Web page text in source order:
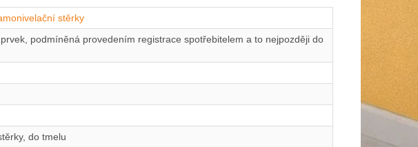
stěrky
podmíněná provedením registrace spotřebitelem a to nejpozději do
do tmelu